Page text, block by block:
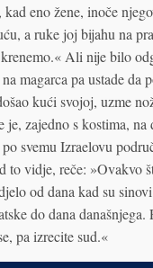
eno žene, inoče
a ruke joj bijahu na
Ali nije bilo
magarca pa ustade da
kući svojoj, uzme
je, zajedno s kostima, na
svemu Izraelovu
to vidje, reče: »Ovakvo
od dana kad su
do dana današnjega.
pa izrecite sud.«